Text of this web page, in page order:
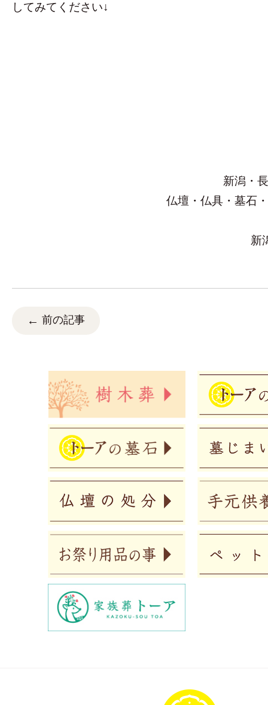
してみてください↓
新潟・
仏壇・仏具・墓石
新
← 前の記事